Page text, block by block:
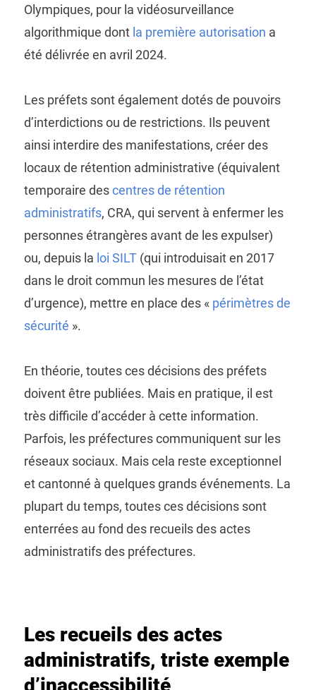
Olympiques, pour la vidéosurveillance
algorithmique dont la première autorisation a
été délivrée en avril 2024.
Les préfets sont également dotés de pouvoirs
d’interdictions ou de restrictions. Ils peuvent
ainsi interdire des manifestations, créer des
locaux de rétention administrative (équivalent
temporaire descentres de rétention
administratifs, CRA, qui servent à enfermer les
personnes étrangères avant de les expulser)
ou, depuis la loi SILT(qui introduisait en 2017
dans le droit commun les mesures de l’état
d’urgence), mettre en place des « périmètres de
sécurité ».
En théorie, toutes ces décisions des préfets
doivent être publiées. Mais en pratique, il est
très difficile d’accéder à cette information.
Parfois, les préfectures communiquent sur les
réseaux sociaux. Mais cela reste exceptionnel
et cantonné à quelques grands événements. La
plupart du temps, toutes ces décisions sont
enterrées au fond des recueils des actes
administratifs des préfectures.
Les recueils des actes
administratifs, triste exemple
d’inaccessibilité